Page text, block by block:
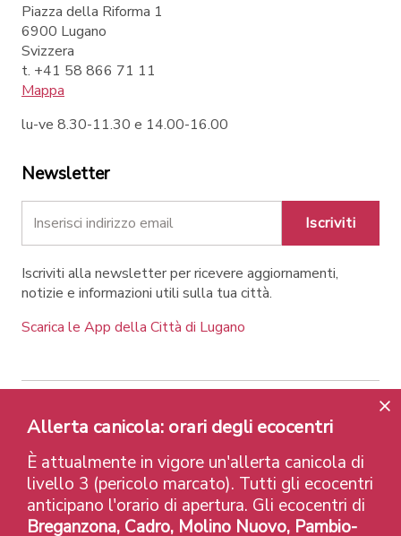
Piazza della Riforma 1
6900 Lugano
Svizzera
t. +41 58 866 71 11
Mappa
lu-ve 8.30-11.30 e 14.00-16.00
Newsletter
Iscriviti
Iscriviti alla newsletter per ricevere aggiornamenti,
notizie e informazioni utili sulla tua città.
Scarica le App della Città di Lugano
Contatti Link Note legali
Privacy Policy
Label e riconoscimenti
Credits
© 2026 Città di Lugano
Allerta canicola: orari degli ecocentri
È attualmente in vigore un'allerta canicola di
livello 3 (pericolo marcato). Tutti gli ecocentri
anticipano l'orario di apertura. Gli ecocentri di
Breganzona, Cadro, Molino Nuovo, Pambio-